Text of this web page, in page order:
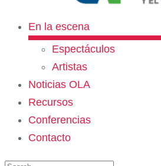
En la escena
Espectáculos
Artistas
Noticias OLA
Recursos
Conferencias
Contacto